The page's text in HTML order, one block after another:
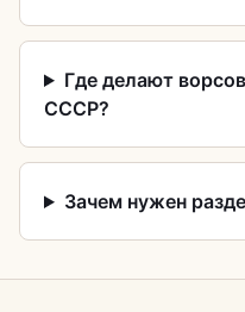
Где делают
СССР?
Зачем нужен